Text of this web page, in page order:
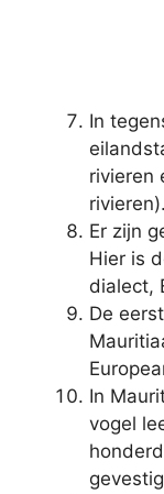
In
rivieren
rivieren).
Er zijn
Hier is
dialect,
De
In
vogel